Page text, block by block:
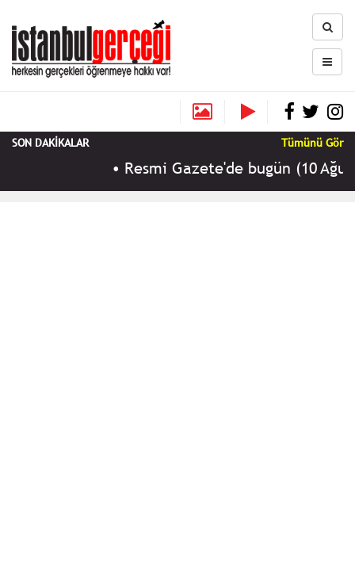
SON DAKİKALAR Tümünü Gör
Resmi Gazete'de bugün (10 Ağustos